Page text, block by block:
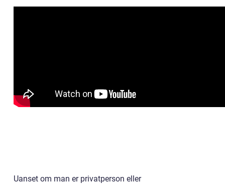
Uanset om man er privatperson eller